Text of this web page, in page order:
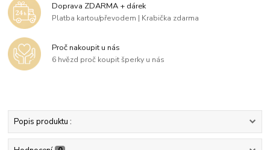
Doprava ZDARMA + dárek
Platba kartou/převodem | Krabička zdarma
Proč nakoupit u nás
6 hvězd proč koupit šperky u nás
Popis produktu :